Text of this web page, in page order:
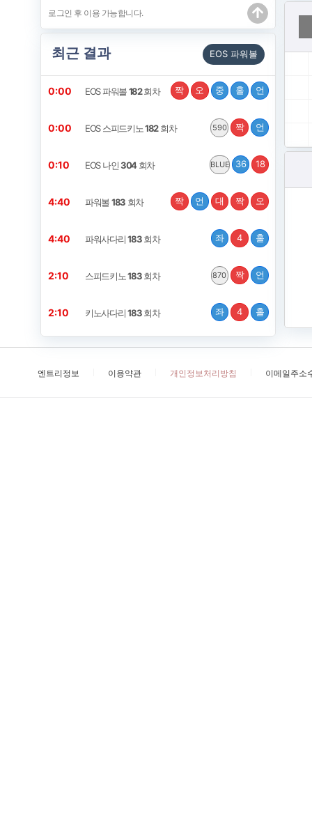
최근 결과 EOS 파워볼
0:00 EOS 파워볼182회차 짝 오 중 홀 언
0:00 EOS 스피드키노182회차 590 짝 언
0:10 EOS 나인304회차 BLUE 36 18
4:40 파워볼183회차 짝 언 대 짝 오
4:40 파워사다리183회차 좌 4 홀
2:10 스피드키노183회차 870 짝 언
2:10 키노사다리183회차 좌 4 홀
엔트리정보 이용약관 개인정보처리방침 이메일주소